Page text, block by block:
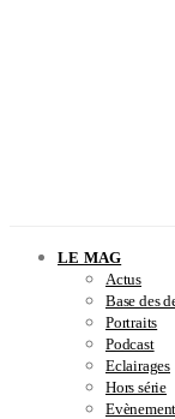
LE MAG
Actus
Base des
Portraits
Podcast
Eclairages
Hors série